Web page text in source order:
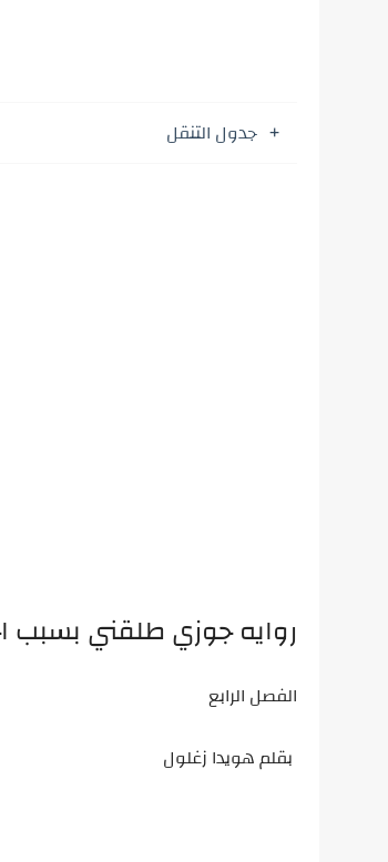
جدول التنقل
روايه جوزي طلقني بسبب
الفصل الرابع
بقلم هويدا زغلول